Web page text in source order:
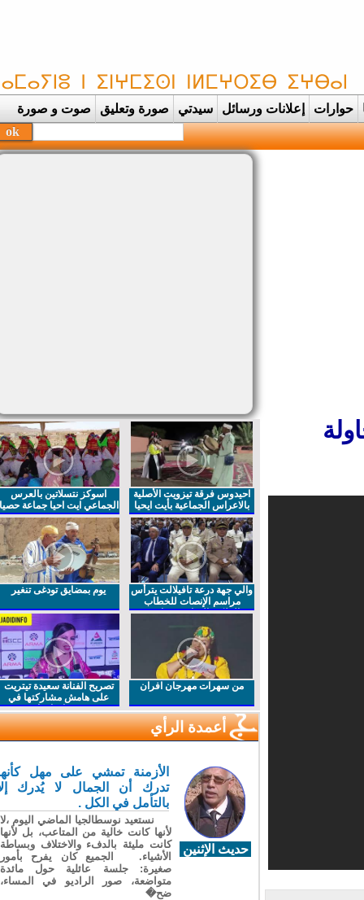
حوارات إعلانات ورسائل سيدتي صورة وتعليق صوت و صورة
احيدوس فرقة تيزويت الأصلية
بالاعراس الجماعية بأيت ايحيا
اسوكز نتسلاتين بالعرس
الجماعي ايت احيا جماعة حصيا
والي جهة درعة تافيلالت يترأس
مراسم الإنصات للخطاب
الملكي السامي بمناسبة
يوم بمضايق تودغى تنغير
من سهرات مهرجان افران
تصريح الفنانة سعيدة تيتريت
على هامش مشاركتها في
مهرجان افران
أعمدة الرأي
حديث الإثنين
الأزمنة تمشي على مهل كأنها
تدرك أن الجمال لا يُدرك إلا
بالتأمل في الكل .
نستعيد نوسطالجيا الماضي اليوم ،لا
لأنها كانت خالية من المتاعب، بل لأنها
كانت مليئة بالدفء والاختلاف وبساطة
الأشياء. الجميع كان يفرح بأمور
صغيرة: جلسة عائلية حول مائدة
متواضعة، صور الراديو في المساء،
ضح�